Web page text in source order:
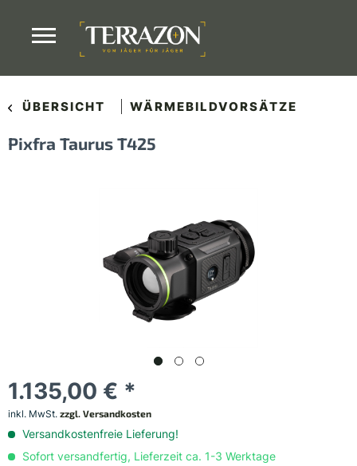
ÜBERSICHT WÄRMEBILDVORSÄTZE
Pixfra Taurus T425
1.135,00 € *
inkl. MwSt. zzgl. Versandkosten
Versandkostenfreie Lieferung!
Sofort versandfertig, Lieferzeit ca. 1-3 Werktage